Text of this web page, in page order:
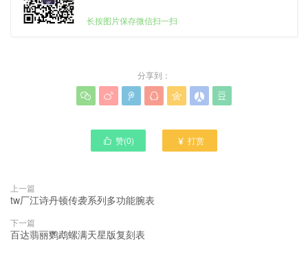
长按图片保存微信扫一扫
分享到：
      
 赞(0)  打赏
上一篇
tw厂江诗丹顿传袭系列多功能腕表
下一篇
百达翡丽鹦鹉螺满天星版复刻表